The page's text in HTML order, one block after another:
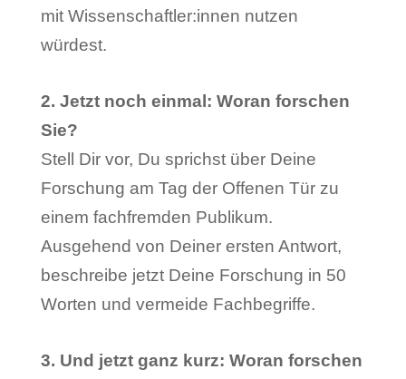
mit Wissenschaftler:innen nutzen
würdest.
2. Jetzt noch einmal: Woran forschen
Sie?
Stell Dir vor, Du sprichst über Deine
Forschung am Tag der Offenen Tür zu
einem fachfremden Publikum.
Ausgehend von Deiner ersten Antwort,
beschreibe jetzt Deine Forschung in 50
Worten und vermeide Fachbegriffe.
3. Und jetzt ganz kurz: Woran forschen